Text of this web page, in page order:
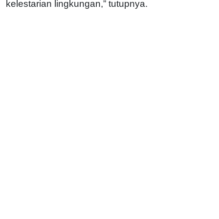
kelestarian lingkungan,” tutupnya.